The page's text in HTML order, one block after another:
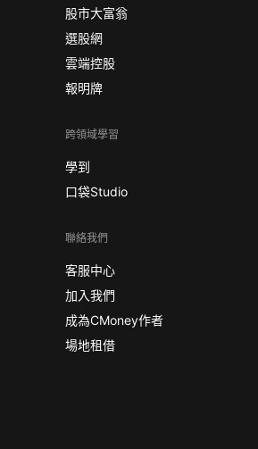
股市大富翁
選股網
雲端控股
報明牌
跨領域學習
學到
口袋Studio
聯絡我們
客服中心
加入我們
成為CMoney作者
場地租借